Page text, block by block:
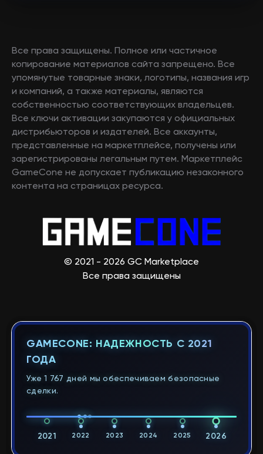
Все права защищены. Полное или частичное
копирование материалов сайта запрещено. Все
упомянутые товарные знаки, логотипы, названия игр
и компаний, а также материалы, являются
собственностью соответствующих владельцев.
Все ключи активации закупаются у официальных
дистрибьюторов и издателей. Все аккаунты,
представленные на маркетплейсе, получены или
зарегистрированы легальным путем. Маркетплейс
GameCone не допускает публикацию незаконного
контента на страницах ресурса.
© 2021 - 2026 GC Marketplace
Все права защищены
GAMECONE: НАДЕЖНОСТЬ С 2021
ГОДА
Уже 1 767 дней мы обеспечиваем безопасные
сделки.
2021 2022 2023 2024 2025 2026